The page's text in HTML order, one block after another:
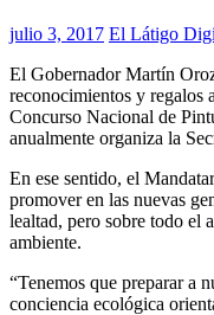
julio 3, 2017 El Látigo
El Gobernador Martín
reconocimientos y regalos
Concurso Nacional de
anualmente organiza la
En ese sentido, el
promover en las nuevas
lealtad, pero sobre todo el
ambiente.
“Tenemos que preparar a
conciencia ecológica